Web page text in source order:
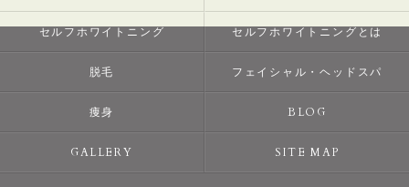
セルフホワイトニング セルフホワイトニングとは
脱毛 フェイシャル・ヘッドスパ
痩身 BLOG
GALLERY SITE MAP